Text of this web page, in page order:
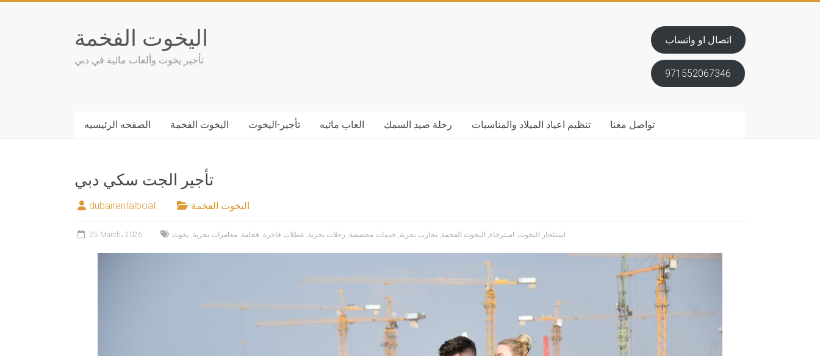
اليخوت الفخمة
تأجير يخوت وألعاب مائية في دبي
اتصال او واتساب
971552067346
الصفحه الرئيسيه اليخوت الفخمة تأجير-اليخوت العاب مائيه رحلة صيد السمك تنظيم اعياد الميلاد والمناسبات تواصل معنا
تأجير الجت سكي دبي
dubairentalboat اليخوت الفخمة
25 March، 2026 استئجار اليخوت, استرخاء, اليخوت الفخمة, تجارب بحرية, خدمات مخصصة, رحلات بحرية, عطلات فاخرة, فخامة, مغامرات بحرية, يخوت